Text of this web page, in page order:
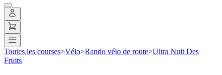
Toutes les courses>Vélo>Rando vélo de route>Ultra Nuit Des
Fruits